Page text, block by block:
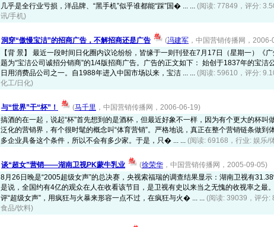
几乎是全行业亏损，洋品牌、“黑手机”似乎谁都能“踩”国� ... ... (阅读: 77849，评分:
讯/手机)
洞穿“傲慢宝洁”的招商广告，不解招商还是广告 (冯建军 ，中国营销传播网，
【背 景】 最近一段时间日化圈内议论纷纷，皆缘于一则刊登在7月17日（星期一）《广
题为“宝洁公司诚招分销商”的1/4版招商广告。广告的正文如下： 始创于1837年的宝洁
日用消费品公司之一。自1988年进入中国市场以来，宝洁 ... ... (阅读: 59610，评分:
化工/日化)
与“世界”干“杯”！ (马千里 ，中国营销传播网，2006-06-19)
搞酒的在一起，说起“杯”首先想到的是酒杯，但最近好象不一样，因为有个更大的杯叫
泛化的营销界，有个很时髦的概念叫“体育营销”。严格地说，真正在整个营销链条做到
多企业具备这个条件，所以不会有多少家。于是，只� ... ... (阅读: 69168，行业: 娱乐/
谈“超女”营销——湖南卫视PK蒙牛乳业 (徐荣华 ，中国营销传播网，2005-09-05)
8月26日晚是“2005超级女声”的总决赛，央视索福瑞的调查结果显示：湖南卫视有
是说，全国约有4亿的观众在人在收看该节目，是卫视有史以来当之无愧的收视率之最
评“超级女声”，用疯狂与火暴来形容一点不过，在疯狂与火� ... ... (阅读: 39039，评分:
食品/饮料)